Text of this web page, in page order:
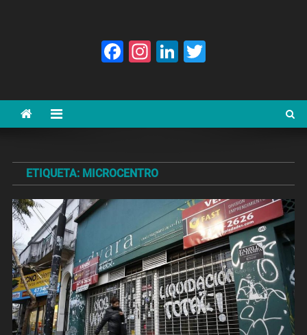
Facebook
Instagram
LinkedIn
ETIQUETA: MICROCENTRO